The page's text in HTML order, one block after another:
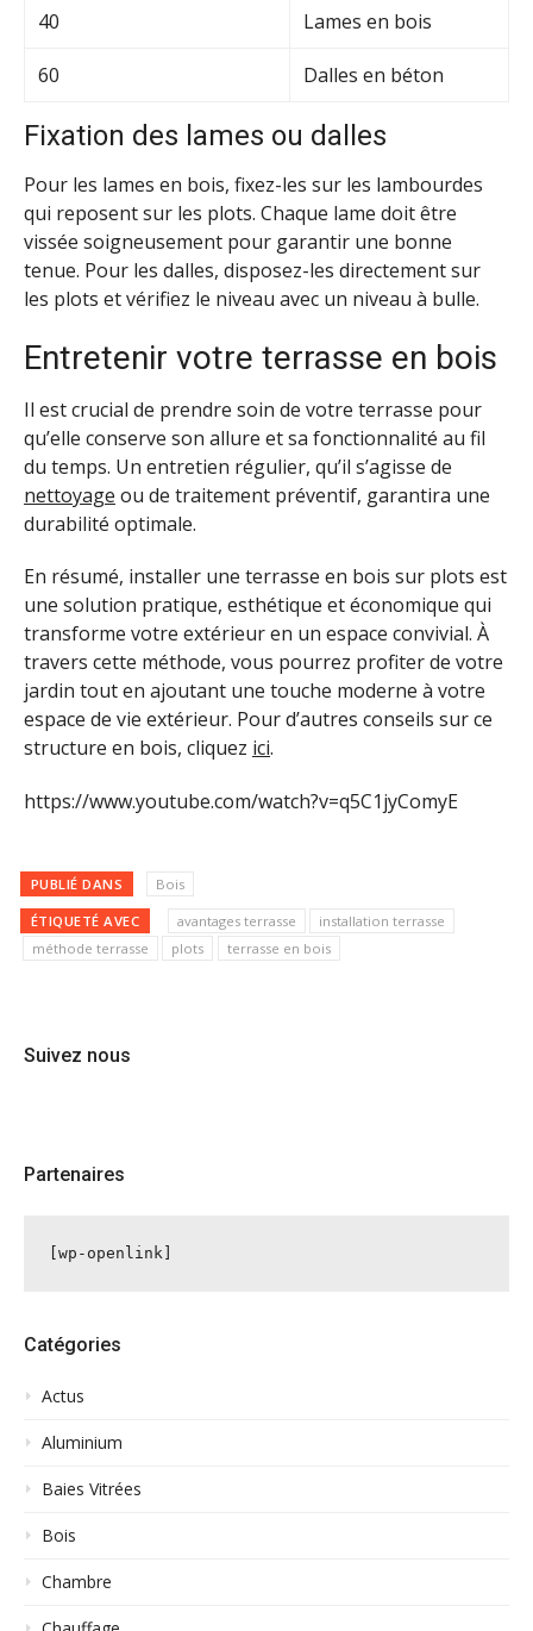
40 Lames en bois
60 Dalles en béton
Fixation des lames ou dalles
Pour les lames en bois, fixez-les sur les lambourdes
qui reposent sur les plots. Chaque lame doit être
vissée soigneusement pour garantir une bonne
tenue. Pour les dalles, disposez-les directement sur
les plots et vérifiez le niveau avec un niveau à bulle.
Entretenir votre terrasse en bois
Il est crucial de prendre soin de votre terrasse pour
qu’elle conserve son allure et sa fonctionnalité au fil
du temps. Un entretien régulier, qu’il s’agisse de
nettoyage ou de traitement préventif, garantira une
durabilité optimale.
En résumé, installer une terrasse en bois sur plots est
une solution pratique, esthétique et économique qui
transforme votre extérieur en un espace convivial. À
travers cette méthode, vous pourrez profiter de votre
jardin tout en ajoutant une touche moderne à votre
espace de vie extérieur. Pour d’autres conseils sur ce
structure en bois, cliquez ici.
https://www.youtube.com/watch?v=q5C1jyComyE
PUBLIÉ DANS Bois
ÉTIQUETÉ AVEC avantages terrasse
installation terrasse
méthode terrasse
plots terrasse en bois
Suivez nous
Partenaires
[wp-openlink]
Catégories
Actus
Aluminium
Baies Vitrées
Bois
Chambre